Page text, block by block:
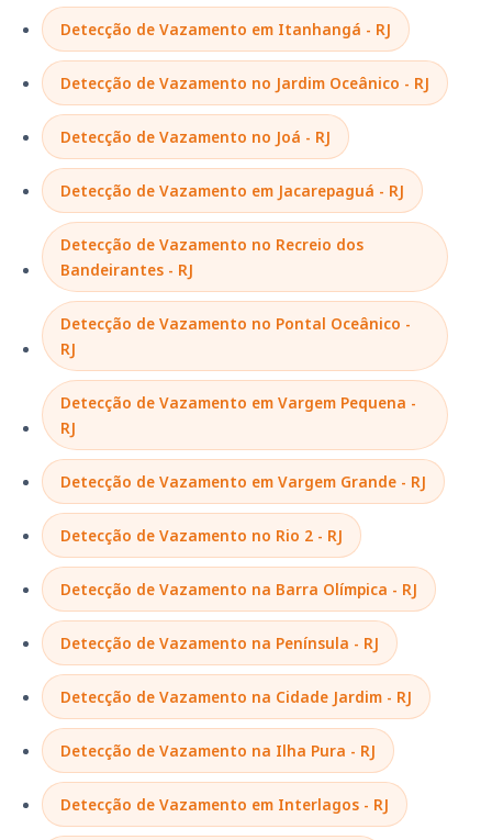
Detecção de Vazamento em Itanhangá - RJ
Detecção de Vazamento no Jardim Oceânico - RJ
Detecção de Vazamento no Joá - RJ
Detecção de Vazamento em Jacarepaguá - RJ
Detecção de Vazamento no Recreio dos
Bandeirantes - RJ
Detecção de Vazamento no Pontal Oceânico -
RJ
Detecção de Vazamento em Vargem Pequena -
RJ
Detecção de Vazamento em Vargem Grande - RJ
Detecção de Vazamento no Rio 2 - RJ
Detecção de Vazamento na Barra Olímpica - RJ
Detecção de Vazamento na Península - RJ
Detecção de Vazamento na Cidade Jardim - RJ
Detecção de Vazamento na Ilha Pura - RJ
Detecção de Vazamento em Interlagos - RJ